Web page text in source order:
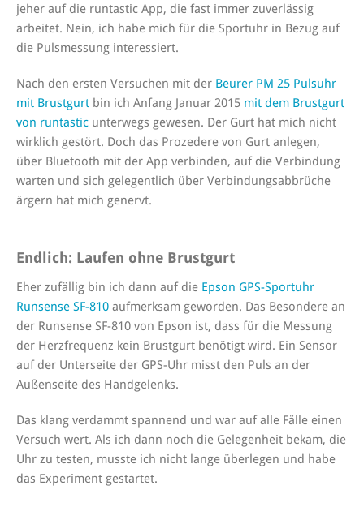
jeher auf die runtastic App, die fast immer zuverlässig
arbeitet. Nein, ich habe mich für die Sportuhr in Bezug auf
die Pulsmessung interessiert.
Nach den ersten Versuchen mit der Beurer PM 25 Pulsuhr
mit Brustgurt bin ich Anfang Januar 2015 mit dem Brustgurt
von runtastic unterwegs gewesen. Der Gurt hat mich nicht
wirklich gestört. Doch das Prozedere von Gurt anlegen,
über Bluetooth mit der App verbinden, auf die Verbindung
warten und sich gelegentlich über Verbindungsabbrüche
ärgern hat mich genervt.
Endlich: Laufen ohne Brustgurt
Eher zufällig bin ich dann auf die Epson GPS-Sportuhr
Runsense SF-810 aufmerksam geworden. Das Besondere an
der Runsense SF-810 von Epson ist, dass für die Messung
der Herzfrequenz kein Brustgurt benötigt wird. Ein Sensor
auf der Unterseite der GPS-Uhr misst den Puls an der
Außenseite des Handgelenks.
Das klang verdammt spannend und war auf alle Fälle einen
Versuch wert. Als ich dann noch die Gelegenheit bekam, die
Uhr zu testen, musste ich nicht lange überlegen und habe
das Experiment gestartet.